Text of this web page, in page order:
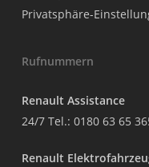
Privatsphäre-
Rufnummern
Renault Assistance
24/7 Tel.: 0180 63 65
Renault